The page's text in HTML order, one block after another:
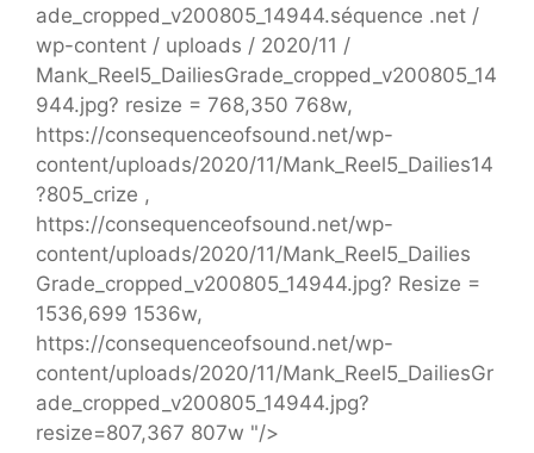
ade_cropped_v200805_14944.séquence .net /
wp-content / uploads / 2020/11 /
Mank_Reel5_DailiesGrade_cropped_v200805_14
944.jpg? resize = 768,350 768w,
https://consequenceofsound.net/wp-
content/uploads/2020/11/Mank_Reel5_Dailies14
?805_crize ,
https://consequenceofsound.net/wp-
content/uploads/2020/11/Mank_Reel5_Dailies
Grade_cropped_v200805_14944.jpg? Resize =
1536,699 1536w,
https://consequenceofsound.net/wp-
content/uploads/2020/11/Mank_Reel5_DailiesGr
ade_cropped_v200805_14944.jpg?
resize=807,367 807w "/>